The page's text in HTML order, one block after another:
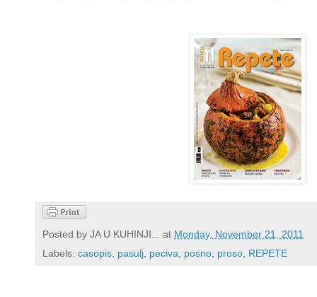
Posted by JA U KUHINJI... at Monday, November 21, 2011
Labels: casopis, pasulj, peciva, posno, proso, REPETE